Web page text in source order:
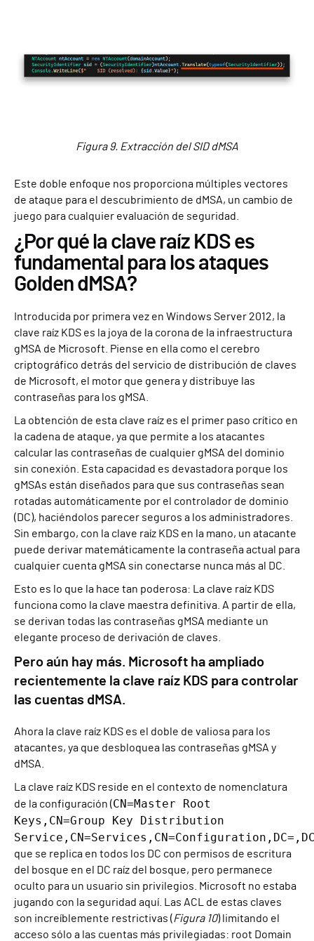
Figura 9. Extracción del SID dMSA
Este doble enfoque nos proporciona múltiples vectores
de ataque para el descubrimiento de dMSA, un cambio de
juego para cualquier evaluación de seguridad.
¿Por qué la clave raíz KDS es
fundamental para los ataques
Golden dMSA?
Introducida por primera vez en Windows Server 2012, la
clave raíz KDS es la joya de la corona de la infraestructura
gMSA de Microsoft. Piense en ella como el cerebro
criptográfico detrás del servicio de distribución de claves
de Microsoft, el motor que genera y distribuye las
contraseñas para los gMSA.
La obtención de esta clave raíz es el primer paso crítico en
la cadena de ataque, ya que permite a los atacantes
calcular las contraseñas de cualquier gMSA del dominio
sin conexión. Esta capacidad es devastadora porque los
gMSAs están diseñados para que sus contraseñas sean
rotadas automáticamente por el controlador de dominio
(DC), haciéndolos parecer seguros a los administradores.
Sin embargo, con la clave raíz KDS en la mano, un atacante
puede derivar matemáticamente la contraseña actual para
cualquier cuenta gMSA sin conectarse nunca más al DC.
Esto es lo que la hace tan poderosa: La clave raíz KDS
funciona como la clave maestra definitiva. A partir de ella,
se derivan todas las contraseñas gMSA mediante un
elegante proceso de derivación de claves.
Pero aún hay más. Microsoft ha ampliado
recientemente la clave raíz KDS para controlar
las cuentas dMSA.
Ahora la clave raíz KDS es el doble de valiosa para los
atacantes, ya que desbloquea las contraseñas gMSA y
dMSA.
La clave raíz KDS reside en el contexto de nomenclatura
de la configuración (CN=Master Root
Keys,CN=Group Key Distribution
que se replica en todos los DC con permisos de escritura
del bosque en el DC raíz del bosque, pero permanece
oculto para un usuario sin privilegios. Microsoft no estaba
jugando con la seguridad aquí. Las ACL de estas claves
son increíblemente restrictivas (Figura 10) limitando el
acceso sólo a las cuentas más privilegiadas: root Domain